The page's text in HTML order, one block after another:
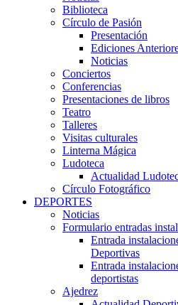
Biblioteca
Círculo de Pasión
Presentación
Ediciones
Noticias
Conciertos
Conferencias
Presentaciones de libros
Teatro
Talleres
Visitas culturales
Linterna Mágica
Ludoteca
Actualidad
Círculo Fotográfico
DEPORTES
Noticias
Formulario entradas
Entrada
Deportivas
Entrada
deportistas
Ajedrez